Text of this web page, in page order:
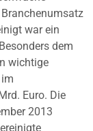
war ein
dem
wichtige
Euro. Die
2013